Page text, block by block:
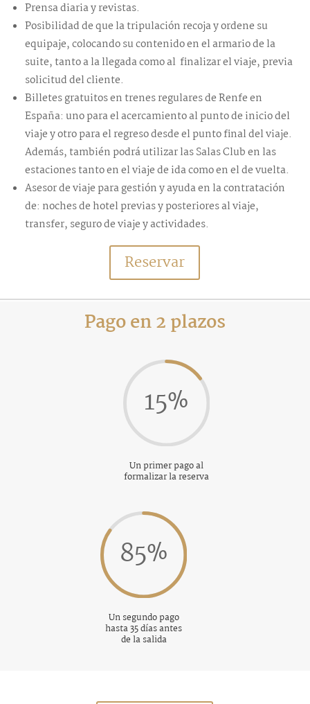
Prensa diaria y revistas.
Posibilidad de que la tripulación recoja y ordene su
equipaje, colocando su contenido en el armario de la
suite, tanto a la llegada como al finalizar el viaje, previa
solicitud del cliente.
Billetes gratuitos en trenes regulares de Renfe en
España: uno para el acercamiento al punto de inicio del
viaje y otro para el regreso desde el punto final del viaje.
Además, también podrá utilizar las Salas Club en las
estaciones tanto en el viaje de ida como en el de vuelta.
Asesor de viaje para gestión y ayuda en la contratación
de: noches de hotel previas y posteriores al viaje,
transfer, seguro de viaje y actividades.
Reservar
Pago en 2 plazos
15%
Un primer pago al
formalizar la reserva
85%
Un segundo pago
hasta 35 días antes
de la salida